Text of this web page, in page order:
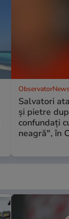
Salvatori
şi pietre
confundaţi
neagră", în